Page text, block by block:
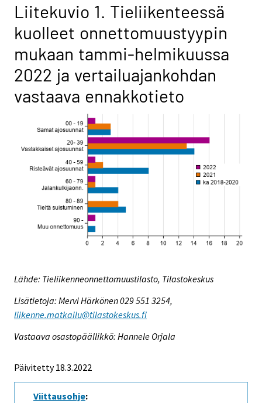
Liitekuvio 1. Tieliikenteessä
kuolleet onnettomuustyypin
mukaan tammi-helmikuussa
2022 ja vertailuajankohdan
vastaava ennakkotieto
Lähde: Tieliikenneonnettomuustilasto, Tilastokeskus
Lisätietoja: Mervi Härkönen 029 551 3254,
liikenne.matkailu@tilastokeskus.fi
Vastaava osastopäällikkö: Hannele Orjala
Päivitetty 18.3.2022
Viittausohje: